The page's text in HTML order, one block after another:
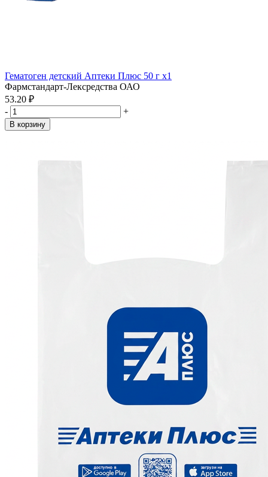
Гематоген детский Аптеки Плюс 50 г x1
Фармстандарт-Лексредства ОАО
53.20 ₽
-
+
В корзину